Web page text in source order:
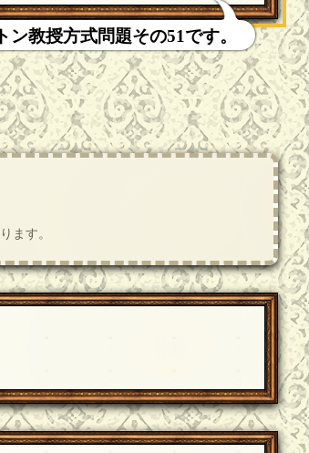
ン教授方式問題その51です。
ます。